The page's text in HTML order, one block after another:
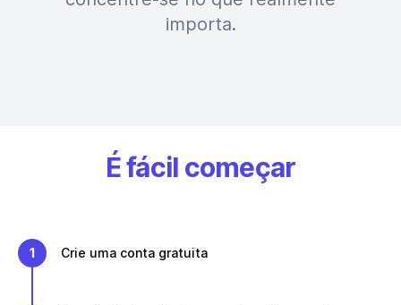
importa.
É fácil começar
1 Crie uma conta gratuita